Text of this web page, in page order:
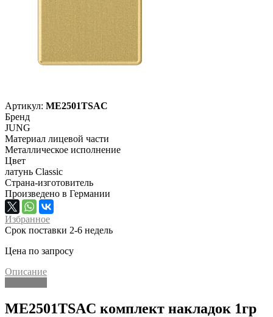
Артикул: ME2501TSAC
Бренд
JUNG
Материал лицевой части
Металлическое исполнение
Цвет
латунь Classic
Страна-изготовитель
Произведено в Германии
Избранное
Срок поставки 2-6 недель
Цена по запросу
Описание
ME2501TSAC комплект накладок 1гр